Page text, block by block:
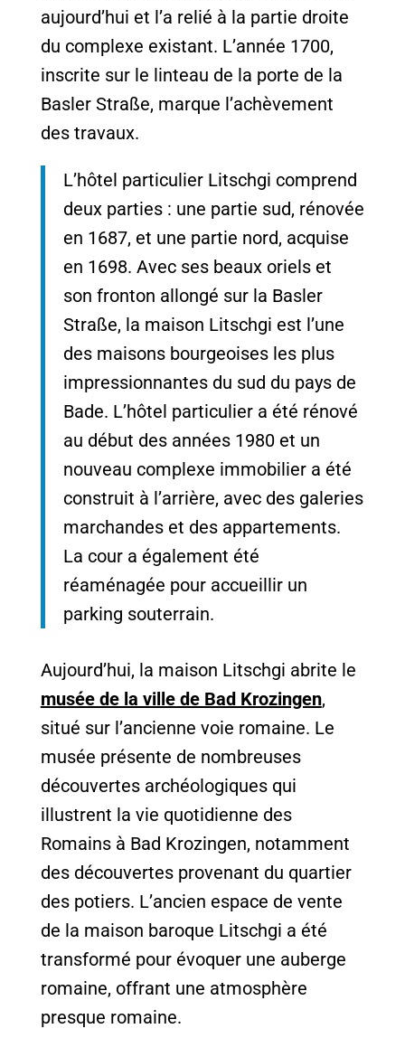
aujourd’hui et l’a relié à la partie droite
du complexe existant. L’année 1700,
inscrite sur le linteau de la porte de la
Basler Straße, marque l’achèvement
des travaux.
L’hôtel particulier Litschgi comprend
deux parties : une partie sud, rénovée
en 1687, et une partie nord, acquise
en 1698. Avec ses beaux oriels et
son fronton allongé sur la Basler
Straße, la maison Litschgi est l’une
des maisons bourgeoises les plus
impressionnantes du sud du pays de
Bade. L’hôtel particulier a été rénové
au début des années 1980 et un
nouveau complexe immobilier a été
construit à l’arrière, avec des galeries
marchandes et des appartements.
La cour a également été
réaménagée pour accueillir un
parking souterrain.
Aujourd’hui, la maison Litschgi abrite le
musée de la ville de Bad Krozingen,
situé sur l’ancienne voie romaine. Le
musée présente de nombreuses
découvertes archéologiques qui
illustrent la vie quotidienne des
Romains à Bad Krozingen, notamment
des découvertes provenant du quartier
des potiers. L’ancien espace de vente
de la maison baroque Litschgi a été
transformé pour évoquer une auberge
romaine, offrant une atmosphère
presque romaine.